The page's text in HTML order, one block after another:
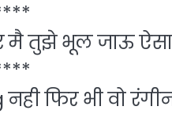
मै तुझे भूल जाऊ ऐसा
फिर भी वो